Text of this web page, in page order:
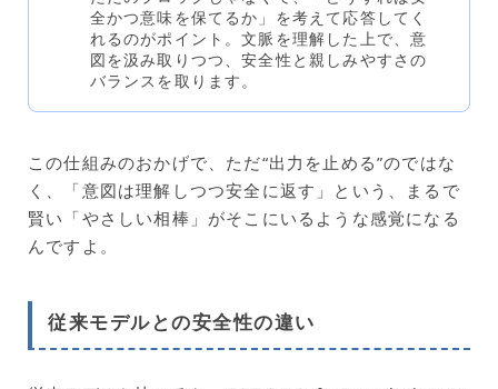
全かつ意味を保てるか」を考えて応答してく
れるのがポイント。文脈を理解した上で、意
図を汲み取りつつ、安全性と親しみやすさの
バランスを取ります。
この仕組みのおかげで、ただ“出力を止める”のではな
く、「意図は理解しつつ安全に返す」という、まるで
賢い「やさしい相棒」がそこにいるような感覚になる
んですよ。
従来モデルとの安全性の違い